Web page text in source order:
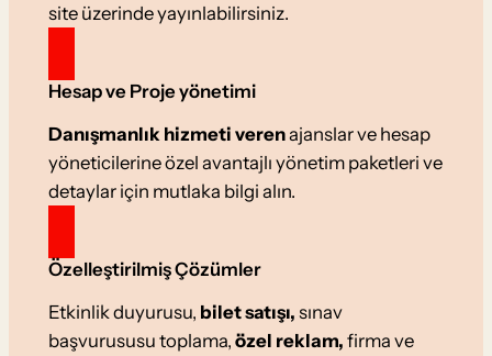
site üzerinde yayınlabilirsiniz.
Hesap ve Proje yönetimi
Danışmanlık hizmeti verenajanslar ve hesap
yöneticilerine özel avantajlı yönetim paketleri ve
detaylar için mutlaka bilgi alın.
Özelleştirilmiş Çözümler
Etkinlik duyurusu, bilet satışı, sınav
başvurususu toplama, özel reklam, firma ve